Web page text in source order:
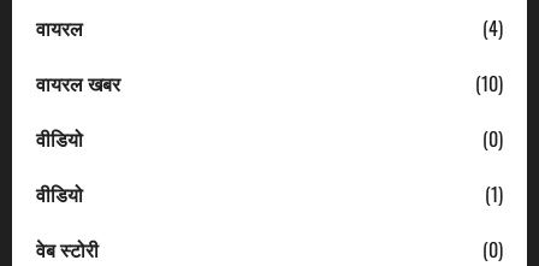
वायरल
(4)
वायरल खबर
(10)
वीडियो
(0)
वीडियो
(1)
वेब स्टोरी
(0)